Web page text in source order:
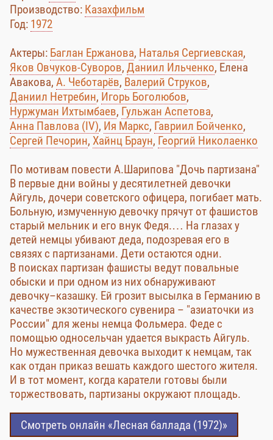
Производство: Казахфильм
Год: 1972
Актеры: Баглан Ержанова, Наталья Сергиевская,
Яков Овчуков-Суворов, Даниил Ильченко, Елена
Авакова, А. Чеботарёв, Валерий Струков,
Даниил Нетребин, Игорь Боголюбов,
Нуржуман Ихтымбаев, Гульжан Аспетова,
Анна Павлова (IV), Ия Маркс, Гавриил Бойченко,
Сергей Печорин, Хайнц Браун, Георгий Николаенко
По мотивам повести А.Шарипова "Дочь партизана"
В первые дни войны у десятилетней девочки
Айгуль, дочери советского офицера, погибает мать.
Больную, измученную девочку прячут от фашистов
старый мельник и его внук Федя.… На глазах у
детей немцы убивают деда, подозревая его в
связях с партизанами. Дети остаются одни.
В поисках партизан фашисты ведут повальные
обыски и при одном из них обнаруживают
девочку–казашку. Ей грозит высылка в Германию в
качестве экзотического сувенира – "азиаточки из
России" для жены немца Фольмера. Феде с
помощью односельчан удается выкрасть Айгуль.
Но мужественная девочка выходит к немцам, так
как отдан приказ вешать каждого шестого жителя.
И в тот момент, когда каратели готовы были
торжествовать, партизаны окружают площадь.
Смотреть онлайн «Лесная баллада (1972)»